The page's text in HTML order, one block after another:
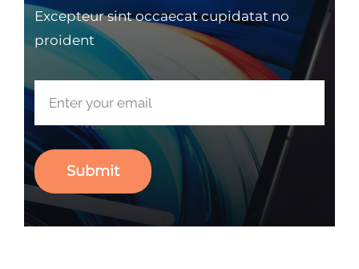
Excepteur sint occaecat cupidatat no
proident
Submit